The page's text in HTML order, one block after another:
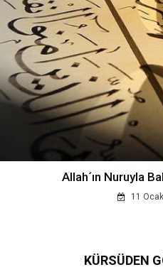
Allah´ın Nuruyla
11
KÜRSÜDEN